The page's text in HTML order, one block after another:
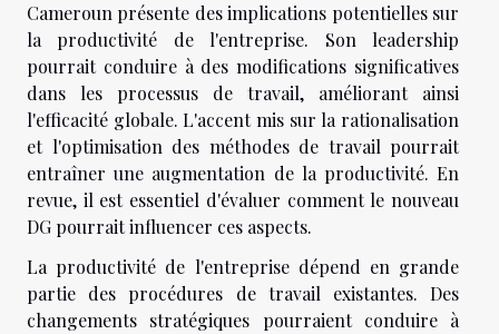
Cameroun présente des implications potentielles sur
la productivité de l'entreprise. Son leadership
pourrait conduire à des modifications significatives
dans les processus de travail, améliorant ainsi
l'efficacité globale. L'accent mis sur la rationalisation
et l'optimisation des méthodes de travail pourrait
entraîner une augmentation de la productivité. En
revue, il est essentiel d'évaluer comment le nouveau
DG pourrait influencer ces aspects.
La productivité de l'entreprise dépend en grande
partie des procédures de travail existantes. Des
changements stratégiques pourraient conduire à